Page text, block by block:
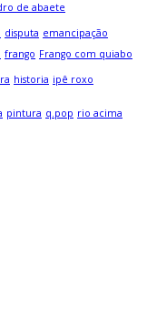
de abaete
disputa emancipação
frango Frango com quiabo
historia ipê roxo
pintura q.pop rio acima